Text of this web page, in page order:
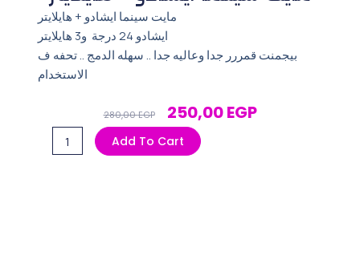
مايت سينما ايشادو + هايلايتر
ايشادو 24 درجة و3 هايلايتر
بيجمنت قمررر جدا وعاليه جدا .. سهله الدمج .. تحفه ف
الاستخدام
280,00EGP Original
Price
Was:
250,00EGPCurrent
Add To Cart